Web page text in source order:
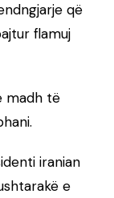
që
flamuj
madh të
iranian
e